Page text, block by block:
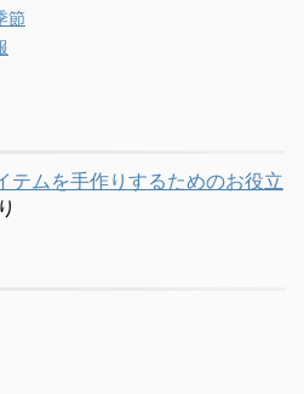
節
テムを手作りするためのお役立